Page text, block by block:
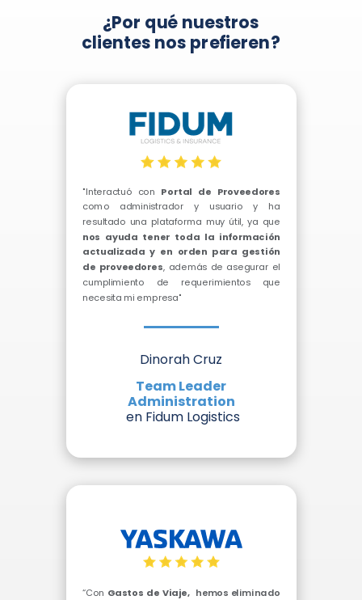
“Con Gastos de Viaje, hemos eliminado
¿Por qué nuestros
clientes nos prefieren?
Dinorah Cruz
Team Leader
Administration
en Fidum Logistics
"Interactuó con Portal de Proveedores
como administrador y usuario y ha
resultado una plataforma muy útil, ya que
nos ayuda tener toda la información
actualizada y en orden para gestión
de proveedores, además de asegurar el
cumplimiento de requerimientos que
necesita mi empresa"